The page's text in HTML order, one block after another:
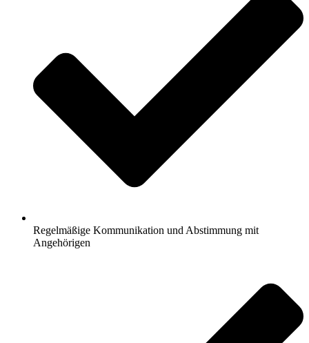
Regelmäßige Kommunikation und Abstimmung mit
Angehörigen